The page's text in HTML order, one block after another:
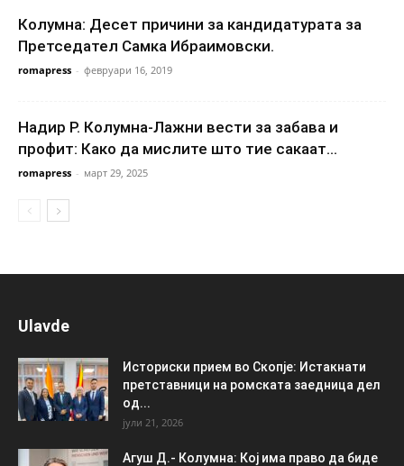
Колумна: Десет причини за кандидатурата за
Претседател Самка Ибраимовски.
romapress - февруари 16, 2019
Надир Р. Колумна-Лажни вести за забава и
профит: Како да мислите што тие сакаат...
romapress - март 29, 2025
Ulavde
Историски прием во Скопје: Истакнати
претставници на ромската заедница дел
од...
јули 21, 2026
Агуш Д.- Колумна: Кој има право да биде